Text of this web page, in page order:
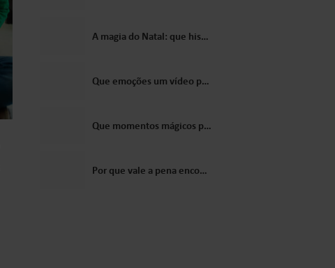
A magia do Natal: que histórias vale a pena contar às crianças sobre o Papai Noel?
Que emoções um vídeo personalizado do Papai Noel desperta nas crianças?
Que momentos mágicos podem ser criados com uma carta do Papai Noel?
Por que vale a pena encomendar um vídeo do Papai Noel como presente para uma criança?